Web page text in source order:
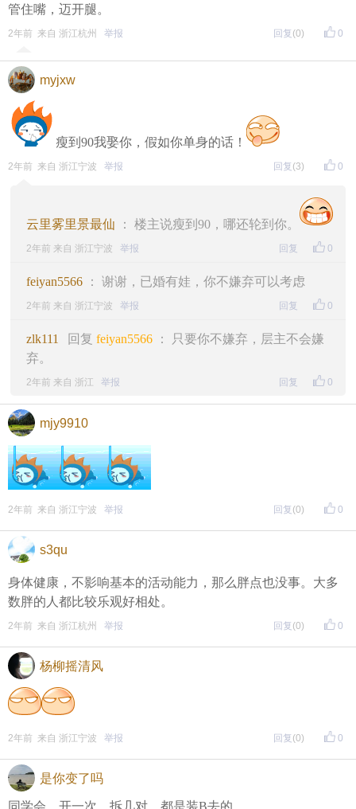
管住嘴，迈开腿。
0
2年前 来自 浙江杭州 举报 回复 (0)
myjxw
瘦到90我娶你，假如你单身的话！
0
2年前 来自 浙江宁波 举报 回复 (3)
云里雾里景最仙 ： 楼主说瘦到90，哪还轮到你。
0
2年前 来自 浙江宁波 举报 回复
feiyan5566 ： 谢谢，已婚有娃，你不嫌弃可以考虑
0
2年前 来自 浙江宁波 举报 回复
zlk111 回复 feiyan5566 ： 只要你不嫌弃，层主不会嫌
弃。
0
2年前 来自 浙江 举报 回复
mjy9910
0
2年前 来自 浙江宁波 举报 回复 (0)
s3qu
身体健康，不影响基本的活动能力，那么胖点也没事。大多
数胖的人都比较乐观好相处。
0
2年前 来自 浙江杭州 举报 回复 (0)
杨柳摇清风
0
2年前 来自 浙江宁波 举报 回复 (0)
是你变了吗
同学会，开一次，拆几对，都是装B去的